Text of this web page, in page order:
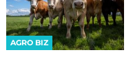
AGRO BIZ